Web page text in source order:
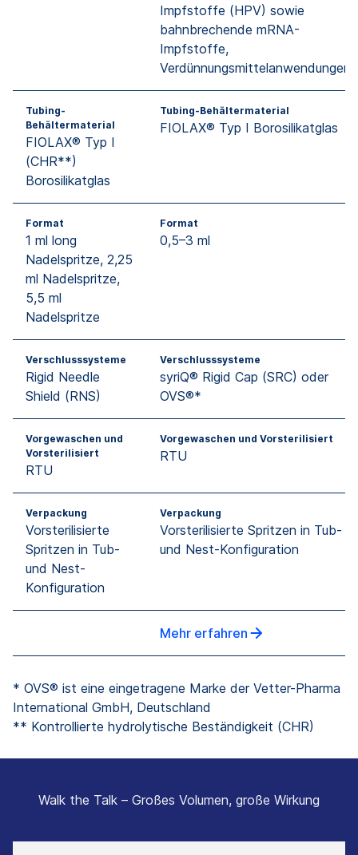
Impfstoffe (HPV) sowie
bahnbrechende mRNA-
Impfstoffe,
Verdünnungsmittelanwendungen
Tubing-
Behältermaterial
FIOLAX® Typ I
(CHR**)
Borosilikatglas
Tubing-Behältermaterial
FIOLAX® Typ I Borosilikatglas
Format
1 ml long
Nadelspritze, 2,25
ml Nadelspritze,
5,5 ml
Nadelspritze
Format
0,5–3 ml
Verschlusssysteme
Rigid Needle
Shield (RNS)
Verschlusssysteme
syriQ® Rigid Cap (SRC) oder
OVS®*
Vorgewaschen und
Vorsterilisiert
RTU
Vorgewaschen und Vorsterilisiert
RTU
Verpackung
Vorsterilisierte
Spritzen in Tub-
und Nest-
Konfiguration
Verpackung
Vorsterilisierte Spritzen in Tub-
und Nest-Konfiguration
Mehr erfahren
* OVS® ist eine eingetragene Marke der Vetter-Pharma
International GmbH, Deutschland
** Kontrollierte hydrolytische Beständigkeit (CHR)
Walk the Talk – Großes Volumen, große Wirkung